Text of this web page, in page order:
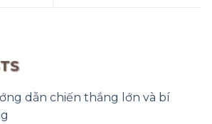
dẫn chiến thắng lớn và bí